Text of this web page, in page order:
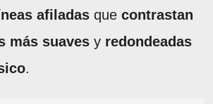
afiladas que contrastan
más suaves y redondeadas
.